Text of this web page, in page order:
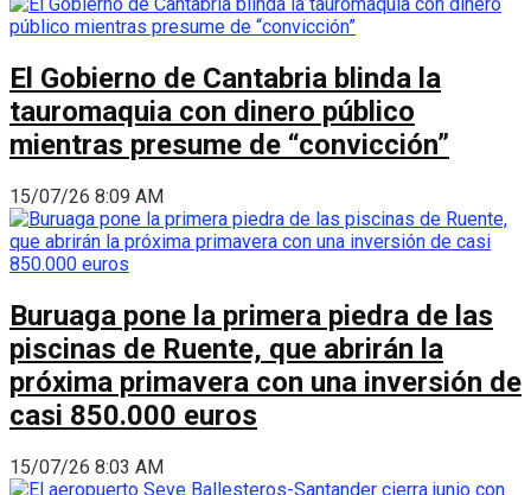
El Gobierno de Cantabria blinda la
tauromaquia con dinero público
mientras presume de “convicción”
15/07/26 8:09 AM
Buruaga pone la primera piedra de las
piscinas de Ruente, que abrirán la
próxima primavera con una inversión de
casi 850.000 euros
15/07/26 8:03 AM